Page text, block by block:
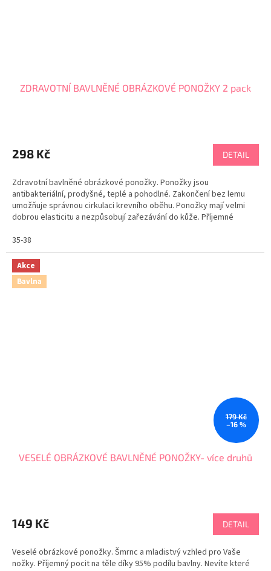
ZDRAVOTNÍ BAVLNĚNÉ OBRÁZKOVÉ PONOŽKY 2 pack
298 Kč DETAIL
Zdravotní bavlněné obrázkové ponožky. Ponožky jsou
antibakteriální, prodyšné, teplé a pohodlné. Zakončení bez lemu
umožňuje správnou cirkulaci krevního oběhu. Ponožky mají velmi
dobrou elasticitu a nezpůsobují zařezávání do kůže. Příjemné
35-38
Akce
Bavlna
179 Kč
–16 %
VESELÉ OBRÁZKOVÉ BAVLNĚNÉ PONOŽKY- více druhů
produktu
je
z
5
149 Kč DETAIL
Veselé obrázkové ponožky. Šmrnc a mladistvý vzhled pro Vaše
nožky. Příjemný pocit na těle díky 95% podílu bavlny. Nevíte které